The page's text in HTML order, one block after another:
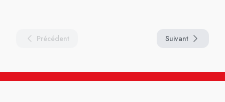
Précédent Suivant